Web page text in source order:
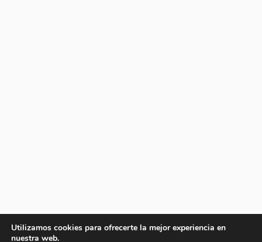
Utilizamos cookies para ofrecerte la mejor experiencia en
nuestra web.